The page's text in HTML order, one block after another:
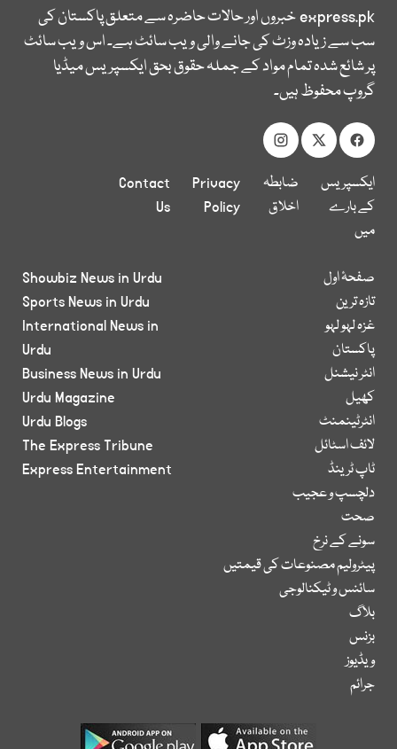
express.pkخبروں اور حالات حاضرہ سے متعلق پاکستان کی
سب سے زیادہ وزٹ کی جانے والی ویب سائٹ ہے۔ اس ویب سائٹ
پر شائع شدہ تمام مواد کے جملہ حقوق بحق ایکسپریس میڈیا
گروپ محفوظ ہیں۔
ایکسپریس
کے بارے
میں
ضابطہ
اخلاق
Privacy
Policy
Contact
Us
صفحۂ اول
تازہ ترین
غزہ لہو لہو
پاکستان
انٹر نیشنل
کھیل
انٹرٹینمنٹ
لائف اسٹائل
ٹاپ ٹرینڈ
دلچسپ و عجیب
صحت
سونے کے نرخ
پیٹرولیم مصنوعات کی قیمتیں
سائنس و ٹیکنالوجی
بلاگ
بزنس
ویڈیوز
جرائم
Showbiz News in Urdu
Sports News in Urdu
International News in
Urdu
Business News in Urdu
Urdu Magazine
Urdu Blogs
The Express Tribune
Express Entertainment